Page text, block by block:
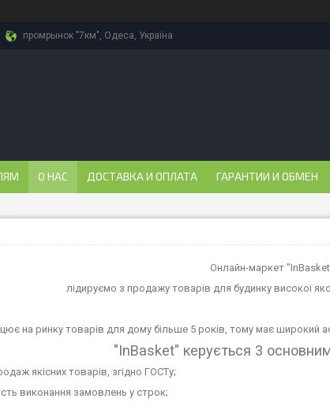
промрынок "7км", Одеса, Україна
О НАС ДОСТАВКА И ОПЛАТА ГАРАНТИИ И ОБМЕН
Онлайн-маркет
лідируємо з продажу товарів для будинку високої
на ринку товарів для дому більше 5 років, тому має широкий
"InBasket" керується 3
якісних товарів, згідно ГОСТу;
виконання замовлень у строк;